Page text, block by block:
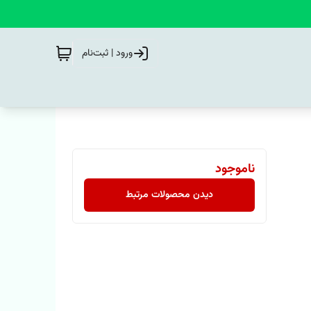
ورود | ثبت‌نام
ناموجود
دیدن محصولات مرتبط